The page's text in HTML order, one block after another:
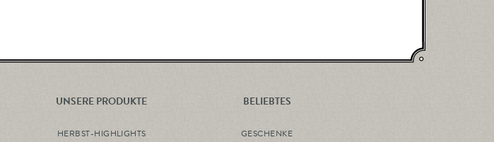
UNSERE PRODUKTE
HERBST-HIGHLIGHTS
BELIEBTES
GESCHENKE